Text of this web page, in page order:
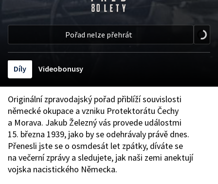
Pořad nelze přehrát
Díly Videobonusy
Originální zpravodajský pořad přiblíží souvislosti
německé okupace a vzniku Protektorátu Čechy
a Morava. Jakub Železný vás provede událostmi
15. března 1939, jako by se odehrávaly právě dnes.
Přenesli jste se o osmdesát let zpátky, díváte se
na večerní zprávy a sledujete, jak naši zemi anektují
vojska nacistického Německa.